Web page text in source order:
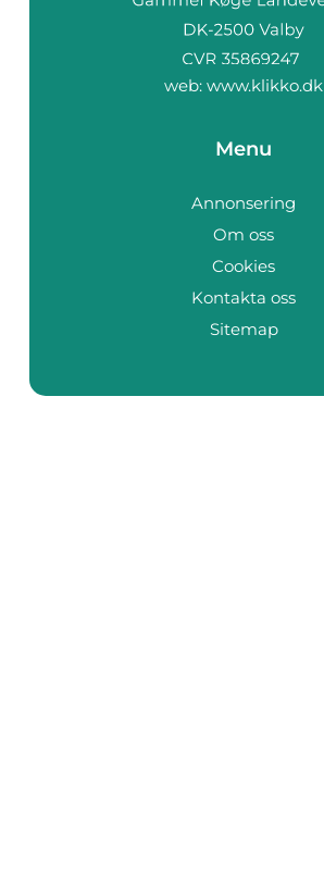
web: www.klikko.dk
Menu
Annonsering
Om oss
Cookies
Kontakta oss
Sitemap